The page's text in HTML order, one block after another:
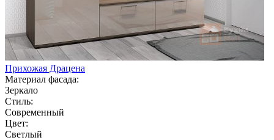
Прихожая Драцена
Материал фасада:
Зеркало
Стиль:
Современный
Цвет:
Светлый